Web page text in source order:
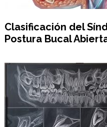
Clasificación del
Postura Bucal